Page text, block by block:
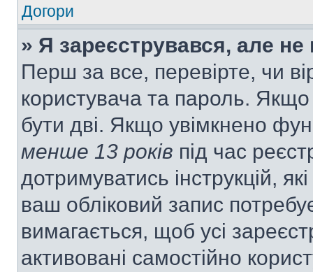
Догори
» Я зареєструвався, але
Перш за все, перевірте, чи
користувача та пароль.
бути дві. Якщо увімкнено
менше 13 років під час
дотримуватись інструкцій,
ваш обліковий запис
вимагається, щоб усі
активовані самостійно